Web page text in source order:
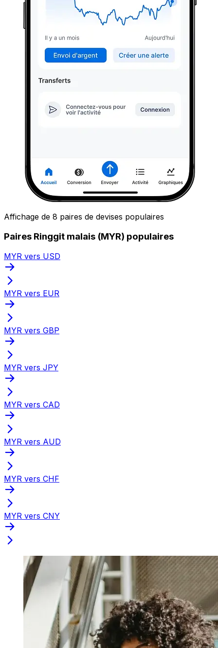
Affichage de 8 paires de devises populaires
Paires Ringgit malais (MYR) populaires
MYR vers USD
MYR vers EUR
MYR vers GBP
MYR vers JPY
MYR vers CAD
MYR vers AUD
MYR vers CHF
MYR vers CNY